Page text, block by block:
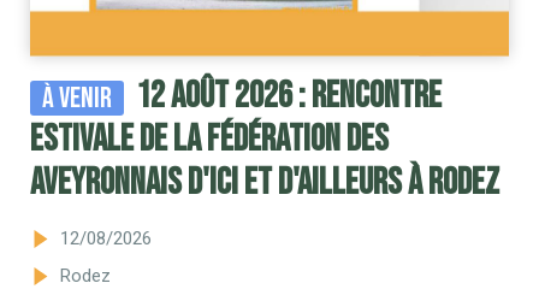
À venir
12 août 2026 : Rencontre
estivale de la Fédération des
Aveyronnais d'Ici et d'Ailleurs à Rodez
12/08/2026
Rodez